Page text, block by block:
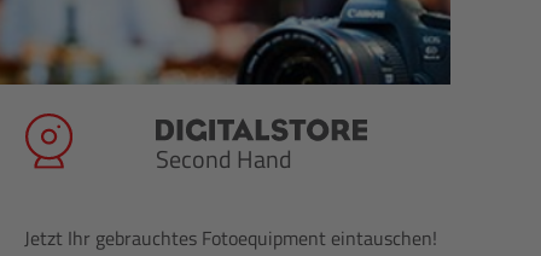
Second Hand
Jetzt Ihr gebrauchtes Fotoequipment eintauschen!